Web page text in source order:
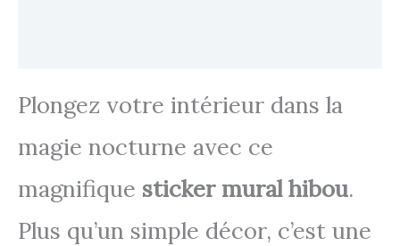
Plongez votre intérieur dans la
magie nocturne avec ce
magnifique sticker mural hibou.
Plus qu’un simple décor, c’est une